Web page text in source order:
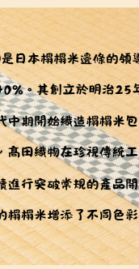
分期帳單所需資料之確認、核
請詳閱以下連結：
https://
需取消欲退款等相關疑問，請
份有限公司提供之「AFTEE
範圍內提供個人資料，並將交
有限公司。
事宜，請瀏覽以下網址：
#terms3
事先徵得法定代理人或監護人
，若未經同意申辦者引起之損
後付」時，將依據個別帳號
額度；若仍有額度不足之情形
。
帳號或使用他人資訊註冊。若
將有權停止該用戶之使用額度